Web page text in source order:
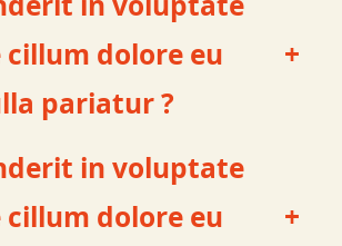
cillum dolore eu
pariatur ?
+
in voluptate
cillum dolore eu
+